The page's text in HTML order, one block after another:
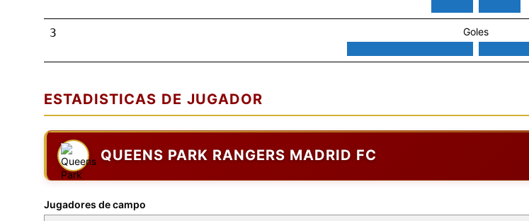
3 Goles
ESTADISTICAS DE JUGADOR
QUEENS PARK RANGERS MADRID FC
Jugadores de campo